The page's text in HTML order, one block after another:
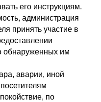
его инструкциям.
администрация
принять участие в
обнаруженных им
аварии, иной
по